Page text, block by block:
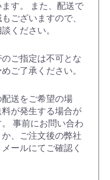
す。 また、配送で
ございますので、
ください。
ご指定は不可とな
ご了承ください。
送をご希望の場
が発生する場合が
事前にお問い合わ
、ご注文後の弊社
ールにてご確認く